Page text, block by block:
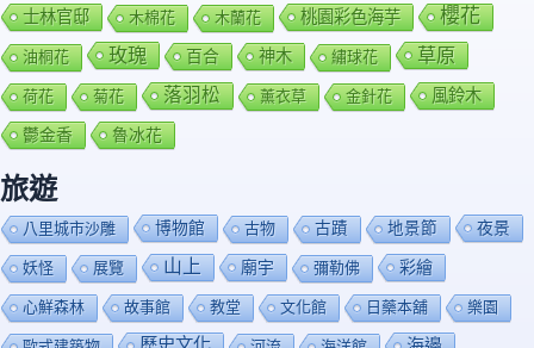
士林官邸 木棉花 木蘭花 桃園彩色海芋 櫻花
油桐花 玫瑰 百合 神木 繡球花 草原
荷花 菊花 落羽松 薰衣草 金針花 風鈴木
鬱金香 魯冰花
旅遊
八里城市沙雕 博物館 古物 古蹟 地景節 夜景
妖怪 展覽 山上 廟宇 彌勒佛 彩繪
心鮮森林 故事館 教堂 文化館 日藥本舖 樂園